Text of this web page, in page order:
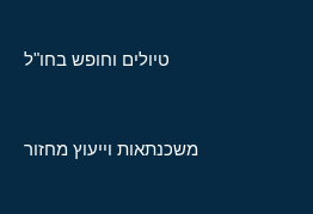
טיולים וחופש בחו"ל
משכנתאות וייעוץ מחזור